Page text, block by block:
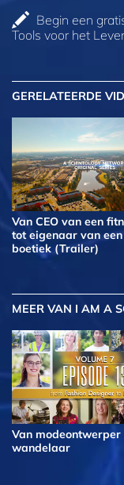
Begin een
Tools voor het
GERELATEERDE
Van CEO van een
tot eigenaar van
boetiek (Trailer)
MEER VAN I AM A
Van modeontwerper
wandelaar